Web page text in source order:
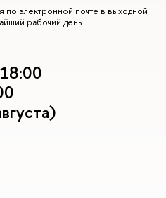
по электронной почте в выходной
рабочий день